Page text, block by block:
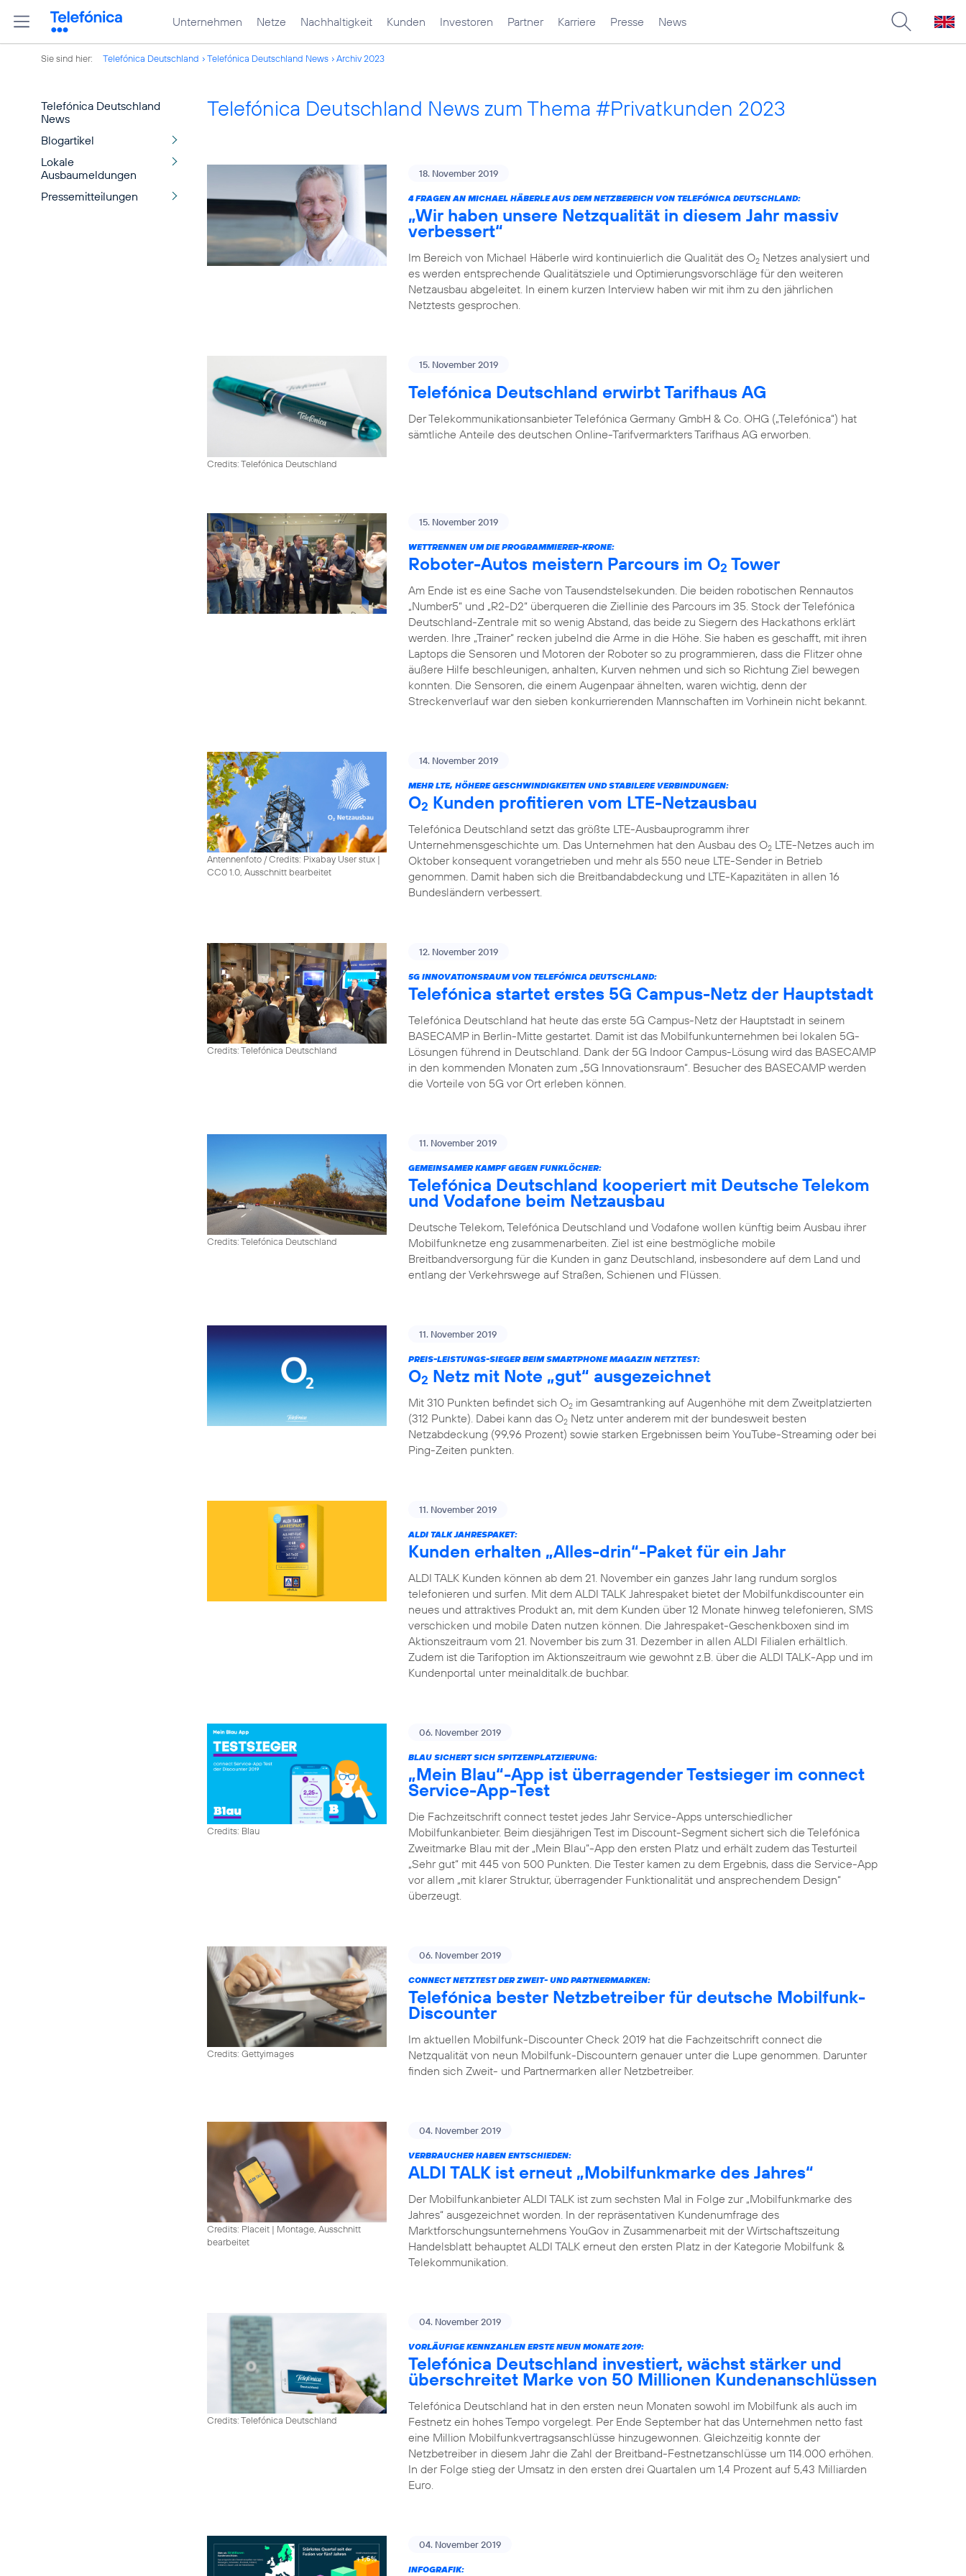
Unternehmen Netze Nachhaltigkeit Kunden Investoren Partner Karriere Presse News
Sie sind hier: Telefónica Deutschland Telefónica Deutschland News Archiv 2023
Telefónica Deutschland
News
Blogartikel
Lokale
Ausbaumeldungen
Pressemitteilungen
Telefónica Deutschland News zum Thema #Privatkunden 2023
18. November 2019
4 FRAGEN AN MICHAEL HÄBERLE AUS DEM NETZBEREICH VON TELEFÓNICA DEUTSCHLAND:
„Wir haben unsere Netzqualität in diesem Jahr massiv
verbessert“
Im Bereich von Michael Häberle wird kontinuierlich die Qualität des O2 Netzes analysiert und
es werden entsprechende Qualitätsziele und Optimierungsvorschläge für den weiteren
Netzausbau abgeleitet. In einem kurzen Interview haben wir mit ihm zu den jährlichen
Netztests gesprochen.
Credits: Telefónica Deutschland
15. November 2019
Telefónica Deutschland erwirbt Tarifhaus AG
Der Telekommunikationsanbieter Telefónica Germany GmbH & Co. OHG („Telefónica“) hat
sämtliche Anteile des deutschen Online-Tarifvermarkters Tarifhaus AG erworben.
15. November 2019
WETTRENNEN UM DIE PROGRAMMIERER-KRONE:
Roboter-Autos meistern Parcours im O2 Tower
Am Ende ist es eine Sache von Tausendstelsekunden. Die beiden robotischen Rennautos
„Number5“ und „R2-D2“ überqueren die Ziellinie des Parcours im 35. Stock der Telefónica
Deutschland-Zentrale mit so wenig Abstand, das beide zu Siegern des Hackathons erklärt
werden. Ihre „Trainer“ recken jubelnd die Arme in die Höhe. Sie haben es geschafft, mit ihren
Laptops die Sensoren und Motoren der Roboter so zu programmieren, dass die Flitzer ohne
äußere Hilfe beschleunigen, anhalten, Kurven nehmen und sich so Richtung Ziel bewegen
konnten. Die Sensoren, die einem Augenpaar ähnelten, waren wichtig, denn der
Streckenverlauf war den sieben konkurrierenden Mannschaften im Vorhinein nicht bekannt.
Antennenfoto / Credits: Pixabay User stux |
CC0 1.0, Ausschnitt bearbeitet
14. November 2019
MEHR LTE, HÖHERE GESCHWINDIGKEITEN UND STABILERE VERBINDUNGEN:
O2 Kunden profitieren vom LTE-Netzausbau
Telefónica Deutschland setzt das größte LTE-Ausbauprogramm ihrer
Unternehmensgeschichte um. Das Unternehmen hat den Ausbau des O2 LTE-Netzes auch im
Oktober konsequent vorangetrieben und mehr als 550 neue LTE-Sender in Betrieb
genommen. Damit haben sich die Breitbandabdeckung und LTE-Kapazitäten in allen 16
Bundesländern verbessert.
Credits: Telefónica Deutschland
12. November 2019
5G INNOVATIONSRAUM VON TELEFÓNICA DEUTSCHLAND:
Telefónica startet erstes 5G Campus-Netz der Hauptstadt
Telefónica Deutschland hat heute das erste 5G Campus-Netz der Hauptstadt in seinem
BASECAMP in Berlin-Mitte gestartet. Damit ist das Mobilfunkunternehmen bei lokalen 5G-
Lösungen führend in Deutschland. Dank der 5G Indoor Campus-Lösung wird das BASECAMP
in den kommenden Monaten zum „5G Innovationsraum“. Besucher des BASECAMP werden
die Vorteile von 5G vor Ort erleben können.
Credits: Telefónica Deutschland
11. November 2019
GEMEINSAMER KAMPF GEGEN FUNKLÖCHER:
Telefónica Deutschland kooperiert mit Deutsche Telekom
und Vodafone beim Netzausbau
Deutsche Telekom, Telefónica Deutschland und Vodafone wollen künftig beim Ausbau ihrer
Mobilfunknetze eng zusammenarbeiten. Ziel ist eine bestmögliche mobile
Breitbandversorgung für die Kunden in ganz Deutschland, insbesondere auf dem Land und
entlang der Verkehrswege auf Straßen, Schienen und Flüssen.
11. November 2019
PREIS-LEISTUNGS-SIEGER BEIM SMARTPHONE MAGAZIN NETZTEST:
O2 Netz mit Note „gut“ ausgezeichnet
Mit 310 Punkten befindet sich O2 im Gesamtranking auf Augenhöhe mit dem Zweitplatzierten
(312 Punkte). Dabei kann das O2 Netz unter anderem mit der bundesweit besten
Netzabdeckung (99,96 Prozent) sowie starken Ergebnissen beim YouTube-Streaming oder bei
Ping-Zeiten punkten.
11. November 2019
ALDI TALK JAHRESPAKET:
Kunden erhalten „Alles-drin“-Paket für ein Jahr
ALDI TALK Kunden können ab dem 21. November ein ganzes Jahr lang rundum sorglos
telefonieren und surfen. Mit dem ALDI TALK Jahrespaket bietet der Mobilfunkdiscounter ein
neues und attraktives Produkt an, mit dem Kunden über 12 Monate hinweg telefonieren, SMS
verschicken und mobile Daten nutzen können. Die Jahrespaket-Geschenkboxen sind im
Aktionszeitraum vom 21. November bis zum 31. Dezember in allen ALDI Filialen erhältlich.
Zudem ist die Tarifoption im Aktionszeitraum wie gewohnt z.B. über die ALDI TALK-App und im
Kundenportal unter meinalditalk.de buchbar.
Credits: Blau
06. November 2019
BLAU SICHERT SICH SPITZENPLATZIERUNG:
„Mein Blau“-App ist überragender Testsieger im connect
Service-App-Test
Die Fachzeitschrift connect testet jedes Jahr Service-Apps unterschiedlicher
Mobilfunkanbieter. Beim diesjährigen Test im Discount-Segment sichert sich die Telefónica
Zweitmarke Blau mit der „Mein Blau“-App den ersten Platz und erhält zudem das Testurteil
„Sehr gut“ mit 445 von 500 Punkten. Die Tester kamen zu dem Ergebnis, dass die Service-App
vor allem „mit klarer Struktur, überragender Funktionalität und ansprechendem Design“
überzeugt.
Credits: Gettyimages
06. November 2019
CONNECT NETZTEST DER ZWEIT- UND PARTNERMARKEN:
Telefónica bester Netzbetreiber für deutsche Mobilfunk-
Discounter
Im aktuellen Mobilfunk-Discounter Check 2019 hat die Fachzeitschrift connect die
Netzqualität von neun Mobilfunk-Discountern genauer unter die Lupe genommen. Darunter
finden sich Zweit- und Partnermarken aller Netzbetreiber.
Credits: Placeit | Montage, Ausschnitt
bearbeitet
04. November 2019
VERBRAUCHER HABEN ENTSCHIEDEN:
ALDI TALK ist erneut „Mobilfunkmarke des Jahres“
Der Mobilfunkanbieter ALDI TALK ist zum sechsten Mal in Folge zur „Mobilfunkmarke des
Jahres“ ausgezeichnet worden. In der repräsentativen Kundenumfrage des
Marktforschungsunternehmens YouGov in Zusammenarbeit mit der Wirtschaftszeitung
Handelsblatt behauptet ALDI TALK erneut den ersten Platz in der Kategorie Mobilfunk &
Telekommunikation.
Credits: Telefónica Deutschland
04. November 2019
VORLÄUFIGE KENNZAHLEN ERSTE NEUN MONATE 2019:
Telefónica Deutschland investiert, wächst stärker und
überschreitet Marke von 50 Millionen Kundenanschlüssen
Telefónica Deutschland hat in den ersten neun Monaten sowohl im Mobilfunk als auch im
Festnetz ein hohes Tempo vorgelegt. Per Ende September hat das Unternehmen netto fast
eine Million Mobilfunkvertragsanschlüsse hinzugewonnen. Gleichzeitig konnte der
Netzbetreiber in diesem Jahr die Zahl der Breitband-Festnetzanschlüsse um 114.000 erhöhen.
In der Folge stieg der Umsatz in den ersten drei Quartalen um 1,4 Prozent auf 5,43 Milliarden
Euro.
04. November 2019
INFOGRAFIK: